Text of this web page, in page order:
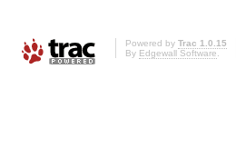
Powered by Trac 1.0.15
By Edgewall Software